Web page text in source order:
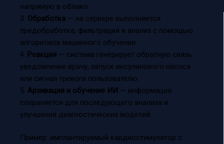
напрямую в облако.
3. Обработка— на сервере выполняется
предобработка, фильтрация и анализ с помощью
алгоритмов машинного обучения.
4. Реакция— система генерирует обратную связь:
уведомление врачу, запуск инсулинового насоса
или сигнал тревоги пользователю.
5. Архивация и обучение ИИ — информация
сохраняется для последующего анализа и
улучшения диагностических моделей.
Пример: имплантируемый кардиостимулятор с